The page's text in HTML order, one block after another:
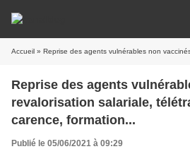
Accueil » Reprise des agents vulnérables non vaccinés, revalorisation
Reprise des agents
revalorisation salariale,
carence, formation...
Publié le 05/06/2021 à 09:29